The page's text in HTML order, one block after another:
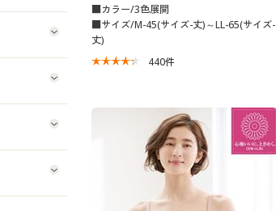
■カラー/3色展開
■サイズ/M-45(サイズ-丈)～LL-65(サイズ-
丈)
440件